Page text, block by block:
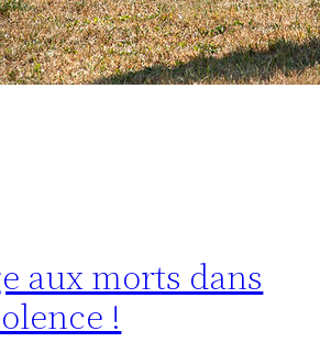
aux morts dans
!